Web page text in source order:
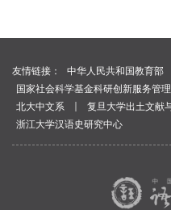
友情链接： 中华人民共和国教育部
国家社会科学基金科研创新服务管
北大中文系
复旦大学出土文献
浙江大学汉语史研究中心